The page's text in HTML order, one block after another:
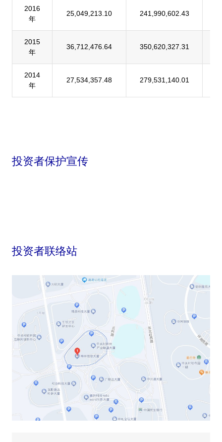
2016
年
25,049,213.10 241,990,602.43
2015
年
36,712,476.64 350,620,327.31
2014
年
27,534,357.48 279,531,140.01
投资者保护宣传
投资者联络站